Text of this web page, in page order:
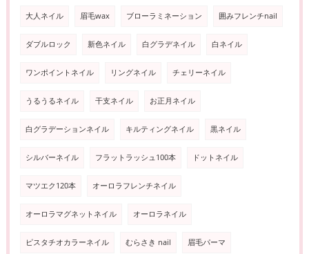
大人ネイル 眉毛wax ブローラミネーション 囲みフレンチnail
ダブルロック 新色ネイル 白グラデネイル 白ネイル
ワンポイントネイル リングネイル チェリーネイル
うるうるネイル 干支ネイル お正月ネイル
白グラデーションネイル キルティングネイル 黒ネイル
シルバーネイル フラットラッシュ100本 ドットネイル
マツエク120本 オーロラフレンチネイル
オーロラマグネットネイル オーロラネイル
ピスタチオカラーネイル むらさき nail 眉毛パーマ